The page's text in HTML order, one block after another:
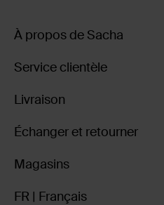
À propos de Sacha
Service clientèle
Livraison
Échanger et retourner
Magasins
FR | Français